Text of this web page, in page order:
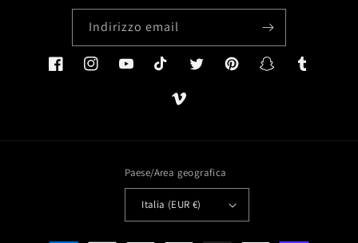
Indirizzo email
FacebookInstagramYouTubeTikTok TwitterPinterestSnapchatTumblr
Vimeo
Paese/Area geografica
Italia (EUR €)